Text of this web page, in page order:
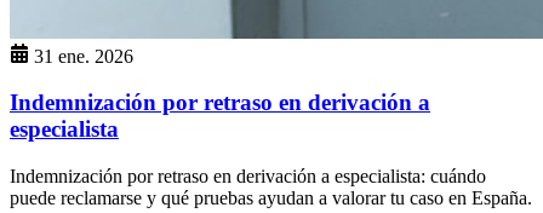
31 ene. 2026
Indemnización por retraso en derivación a
especialista
Indemnización por retraso en derivación a especialista: cuándo
puede reclamarse y qué pruebas ayudan a valorar tu caso en España.